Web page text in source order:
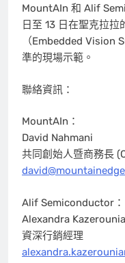
MountAIn 和 Alif
日至 13 日在聖克拉拉
（Embedded Vision
準的現場示範。
聯絡資訊：
MountAIn：
David Nahmani
共同創始人暨商務長
Alif Semiconductor：
Alexandra
資深行銷經理